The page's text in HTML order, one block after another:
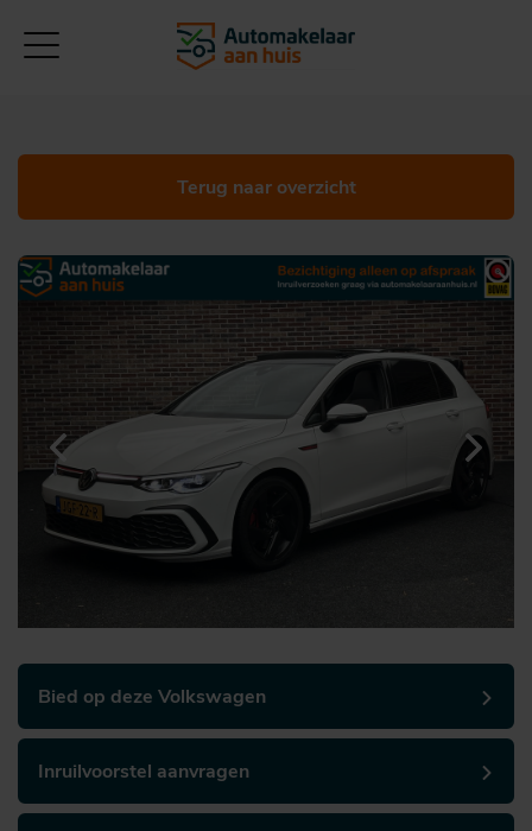
Terug naar overzicht
Bied op deze Volkswagen
Inruilvoorstel aanvragen